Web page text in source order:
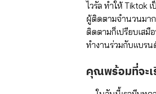
ไวรัล ทำให้ Tiktok
ผู้ติดตามจำนวนมา
ติดตามก็เปรียบเสมื
ทำงานร่วมกับแบรน
คุณพร้อมที่จะ